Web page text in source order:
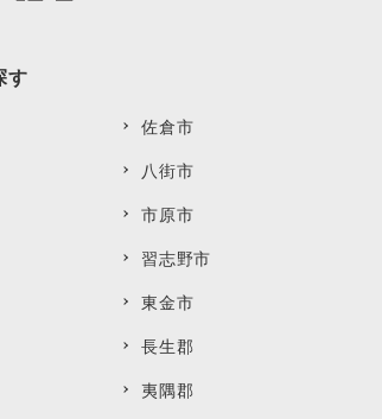
す
佐倉市
八街市
市原市
習志野市
東金市
長生郡
夷隅郡